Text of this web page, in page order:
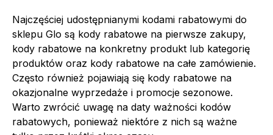
Najczęściej udostępnianymi kodami rabatowymi do
sklepu Glo są kody rabatowe na pierwsze zakupy,
kody rabatowe na konkretny produkt lub kategorię
produktów oraz kody rabatowe na całe zamówienie.
Często również pojawiają się kody rabatowe na
okazjonalne wyprzedaże i promocje sezonowe.
Warto zwrócić uwagę na daty ważności kodów
rabatowych, ponieważ niektóre z nich są ważne